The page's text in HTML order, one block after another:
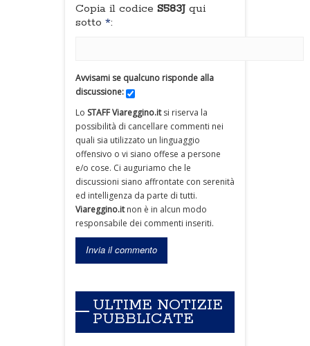
Copia il codice S583J qui
sotto *:
Avvisami se qualcuno risponde alla
discussione:
Lo STAFF Viareggino.itsi riserva la
possibilità di cancellare commenti nei
quali sia utilizzato un linguaggio
offensivo o vi siano offese a persone
e/o cose. Ci auguriamo che le
discussioni siano affrontate con serenità
ed intelligenza da parte di tutti.
Viareggino.itnon è in alcun modo
responsabile dei commenti inseriti.
ULTIME NOTIZIE
PUBBLICATE